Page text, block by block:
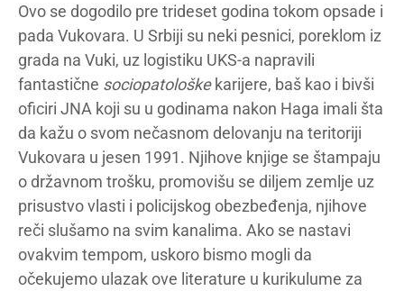
Ovo se dogodilo pre trideset godina tokom opsade i
pada Vukovara. U Srbiji su neki pesnici, poreklom iz
grada na Vuki, uz logistiku UKS-a napravili
fantastične sociopatološkekarijere, baš kao i bivši
oficiri JNA koji su u godinama nakon Haga imali šta
da kažu o svom nečasnom delovanju na teritoriji
Vukovara u jesen 1991. Njihove knjige se štampaju
o državnom trošku, promovišu se diljem zemlje uz
prisustvo vlasti i policijskog obezbeđenja, njihove
reči slušamo na svim kanalima. Ako se nastavi
ovakvim tempom, uskoro bismo mogli da
očekujemo ulazak ove literature u kurikulume za